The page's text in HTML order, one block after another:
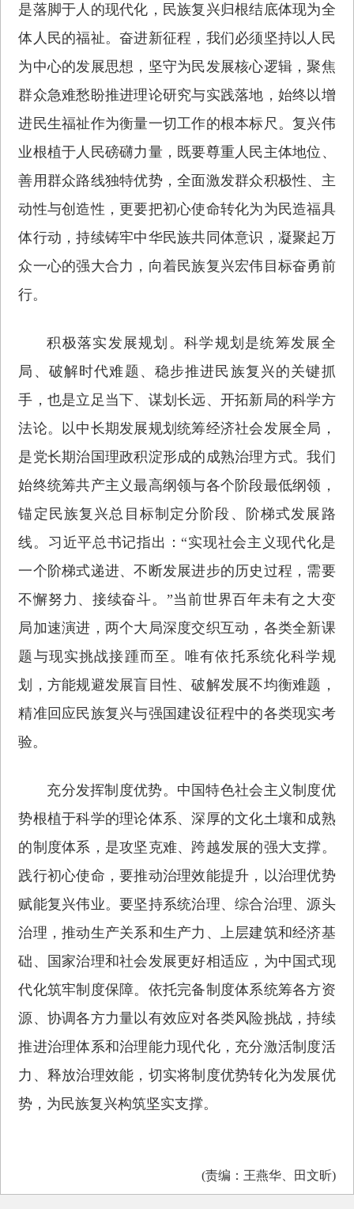
是落脚于人的现代化，民族复兴归根结底体现为全
体人民的福祉。奋进新征程，我们必须坚持以人民
为中心的发展思想，坚守为民发展核心逻辑，聚焦
群众急难愁盼推进理论研究与实践落地，始终以增
进民生福祉作为衡量一切工作的根本标尺。复兴伟
业根植于人民磅礴力量，既要尊重人民主体地位、
善用群众路线独特优势，全面激发群众积极性、主
动性与创造性，更要把初心使命转化为为民造福具
体行动，持续铸牢中华民族共同体意识，凝聚起万
众一心的强大合力，向着民族复兴宏伟目标奋勇前
行。
积极落实发展规划。科学规划是统筹发展全
局、破解时代难题、稳步推进民族复兴的关键抓
手，也是立足当下、谋划长远、开拓新局的科学方
法论。以中长期发展规划统筹经济社会发展全局，
是党长期治国理政积淀形成的成熟治理方式。我们
始终统筹共产主义最高纲领与各个阶段最低纲领，
锚定民族复兴总目标制定分阶段、阶梯式发展路
线。习近平总书记指出：“实现社会主义现代化是
一个阶梯式递进、不断发展进步的历史过程，需要
不懈努力、接续奋斗。”当前世界百年未有之大变
局加速演进，两个大局深度交织互动，各类全新课
题与现实挑战接踵而至。唯有依托系统化科学规
划，方能规避发展盲目性、破解发展不均衡难题，
精准回应民族复兴与强国建设征程中的各类现实考
验。
充分发挥制度优势。中国特色社会主义制度优
势根植于科学的理论体系、深厚的文化土壤和成熟
的制度体系，是攻坚克难、跨越发展的强大支撑。
践行初心使命，要推动治理效能提升，以治理优势
赋能复兴伟业。要坚持系统治理、综合治理、源头
治理，推动生产关系和生产力、上层建筑和经济基
础、国家治理和社会发展更好相适应，为中国式现
代化筑牢制度保障。依托完备制度体系统筹各方资
源、协调各方力量以有效应对各类风险挑战，持续
推进治理体系和治理能力现代化，充分激活制度活
力、释放治理效能，切实将制度优势转化为发展优
势，为民族复兴构筑坚实支撑。
(责编：王燕华、田文昕)